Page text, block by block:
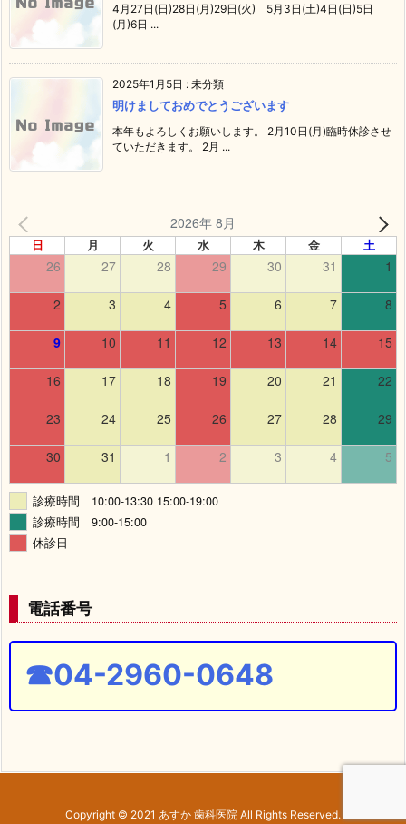
4月27日(日)28日(月)29日(火) 5月3日(土)4日(日)5日
(月)6日 ...
2025年1月5日 : 未分類
明けましておめでとうございます
本年もよろしくお願いします。 2月10日(月)臨時休診させ
ていただきます。 2月 ...
2026年 8月
日 月 火 水 木 金 土
26 27 28 29 30 31 1
2 3 4 5 6 7 8
9 10 11 12 13 14 15
16 17 18 19 20 21 22
23 24 25 26 27 28 29
30 31 1 2 3 4 5
診療時間 10:00-13:30 15:00-19:00
診療時間 9:00-15:00
休診日
電話番号
☎04-2960-0648
Copyright © 2021 あすか 歯科医院 All Rights Reserved.